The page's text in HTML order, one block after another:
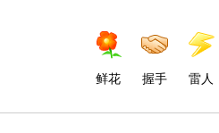
鲜花 握手 雷人